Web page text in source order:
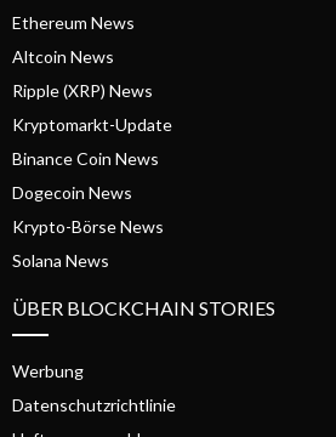
Ethereum News
Altcoin News
Ripple (XRP) News
Kryptomarkt-Update
Binance Coin News
Dogecoin News
Krypto-Börse News
Solana News
ÜBER BLOCKCHAIN STORIES
Werbung
Datenschutzrichtlinie